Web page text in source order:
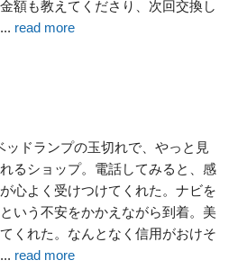
額も教えてくださり、次回交換し
... read more
ッドランプの玉切れで、やっと見
るショップ。電話してみると、感
心よく受けつけてくれた。ナビを
いう不安をかかえながら到着。美
くれた。なんとなく信用がおけそ
... read more